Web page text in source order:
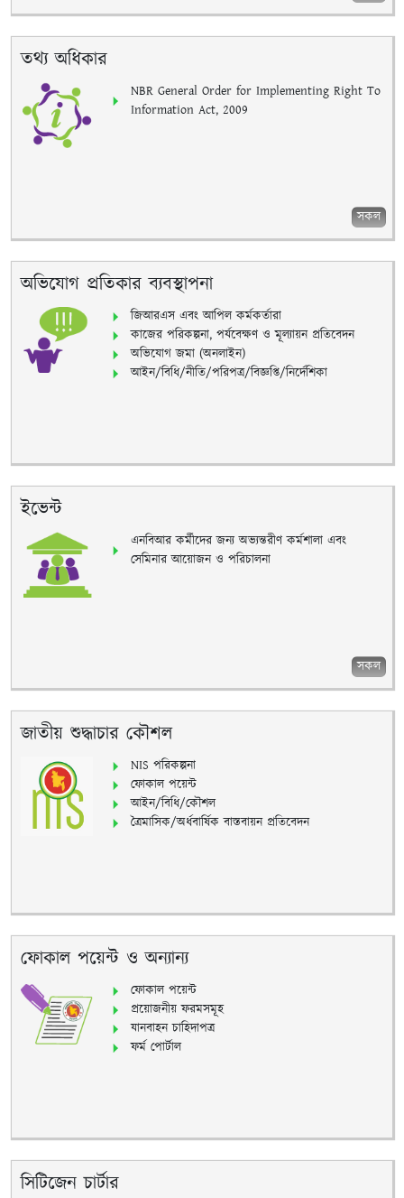
তথ্য অধিকার
NBR General Order for Implementing Right To
Information Act, 2009
সকল
অভিযোগ প্রতিকার ব্যবস্থাপনা
জিআরএস এবং আপিল কর্মকর্তারা
কাজের পরিকল্পনা, পর্যবেক্ষণ ও মূল্যায়ন প্রতিবেদন
অভিযোগ জমা (অনলাইন)
আইন/বিধি/নীতি/পরিপত্র/বিজ্ঞপ্তি/নির্দেশিকা
ইভেন্ট
এনবিআর কর্মীদের জন্য অভ্যন্তরীণ কর্মশালা এবং
সেমিনার আয়োজন ও পরিচালনা
সকল
জাতীয় শুদ্ধাচার কৌশল
NIS পরিকল্পনা
ফোকাল পয়েন্ট
আইন/বিধি/কৌশল
ত্রৈমাসিক/অর্ধবার্ষিক বাস্তবায়ন প্রতিবেদন
ফোকাল পয়েন্ট ও অন্যান্য
ফোকাল পয়েন্ট
প্রয়োজনীয় ফরমসমূহ
যানবাহন চাহিদাপত্র
ফর্ম পোর্টাল
সিটিজেন চার্টার